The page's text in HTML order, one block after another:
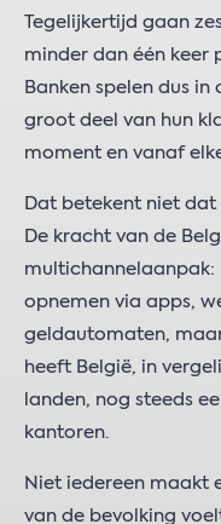
Tegelijkertijd gaan
minder dan één keer
Banken spelen dus
groot deel van hun
moment en vanaf
Dat betekent niet
De kracht van de
opnemen via apps,
geldautomaten,
heeft België, in
landen, nog steeds
kantoren.
Niet iedereen maakt
van de bevolking